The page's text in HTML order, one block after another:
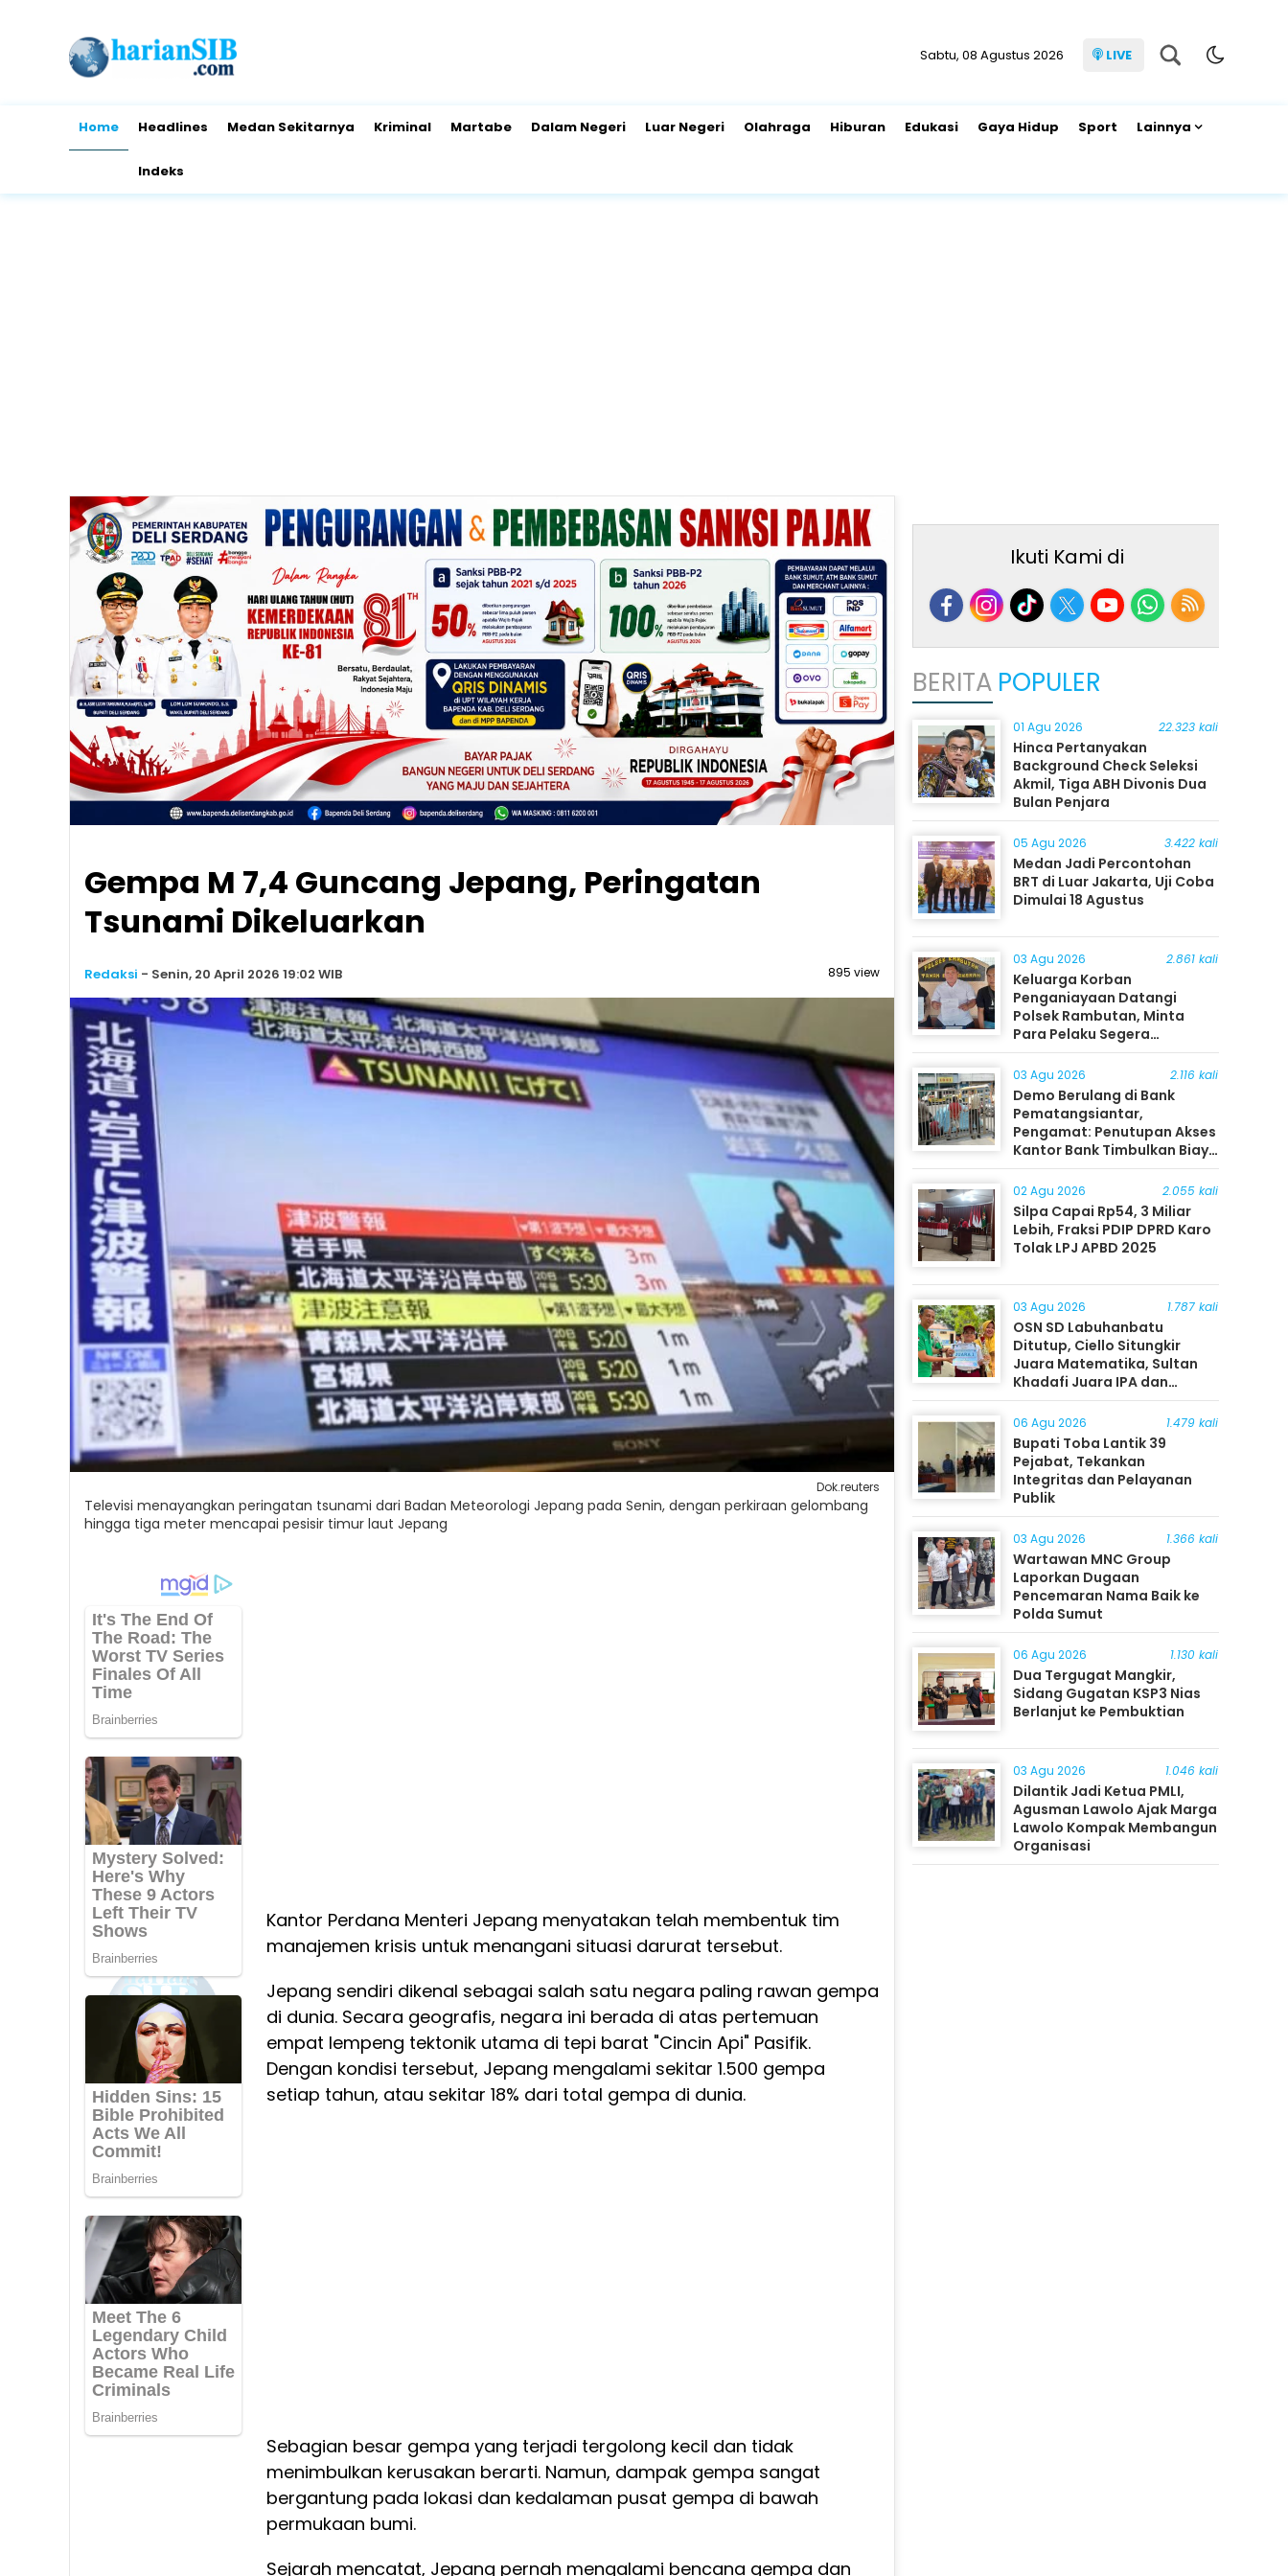
Sabtu, 08 Agustus 2026 LIVE
Home Headlines Medan Sekitarnya Kriminal Martabe Dalam Negeri Luar Negeri Olahraga Hiburan Edukasi Gaya Hidup Sport Lainnya
Indeks
Gempa M 7,4 Guncang Jepang, Peringatan
Tsunami Dikeluarkan
Redaksi - Senin, 20 April 2026 19:02 WIB 895 view
Dok.reuters
Televisi menayangkan peringatan tsunami dari Badan Meteorologi Jepang pada Senin, dengan perkiraan gelombang
hingga tiga meter mencapai pesisir timur laut Jepang
Kantor Perdana Menteri Jepang menyatakan telah membentuk tim
manajemen krisis untuk menangani situasi darurat tersebut.
Jepang sendiri dikenal sebagai salah satu negara paling rawan gempa
di dunia. Secara geografis, negara ini berada di atas pertemuan
empat lempeng tektonik utama di tepi barat "Cincin Api" Pasifik.
Dengan kondisi tersebut, Jepang mengalami sekitar 1.500 gempa
setiap tahun, atau sekitar 18% dari total gempa di dunia.
Sebagian besar gempa yang terjadi tergolong kecil dan tidak
menimbulkan kerusakan berarti. Namun, dampak gempa sangat
bergantung pada lokasi dan kedalaman pusat gempa di bawah
permukaan bumi.
Sejarah mencatat, Jepang pernah mengalami bencana gempa dan
Ikuti Kami di
BERITA POPULER
01 Agu 2026 22.323 kali
Hinca Pertanyakan
Background Check Seleksi
Akmil, Tiga ABH Divonis Dua
Bulan Penjara
05 Agu 2026 3.422 kali
Medan Jadi Percontohan
BRT di Luar Jakarta, Uji Coba
Dimulai 18 Agustus
03 Agu 2026 2.861 kali
Keluarga Korban
Penganiayaan Datangi
Polsek Rambutan, Minta
Para Pelaku Segera
Ditangkap
03 Agu 2026 2.116 kali
Demo Berulang di Bank
Pematangsiantar,
Pengamat: Penutupan Akses
Kantor Bank Timbulkan Biaya
Ekonomi bagi Masyarakat
02 Agu 2026 2.055 kali
Silpa Capai Rp54, 3 Miliar
Lebih, Fraksi PDIP DPRD Karo
Tolak LPJ APBD 2025
03 Agu 2026 1.787 kali
OSN SD Labuhanbatu
Ditutup, Ciello Situngkir
Juara Matematika, Sultan
Khadafi Juara IPA dan
Timothy Rangkuti Juara IPS
06 Agu 2026 1.479 kali
Bupati Toba Lantik 39
Pejabat, Tekankan
Integritas dan Pelayanan
Publik
03 Agu 2026 1.366 kali
Wartawan MNC Group
Laporkan Dugaan
Pencemaran Nama Baik ke
Polda Sumut
06 Agu 2026 1.130 kali
Dua Tergugat Mangkir,
Sidang Gugatan KSP3 Nias
Berlanjut ke Pembuktian
03 Agu 2026 1.046 kali
Dilantik Jadi Ketua PMLI,
Agusman Lawolo Ajak Marga
Lawolo Kompak Membangun
Organisasi